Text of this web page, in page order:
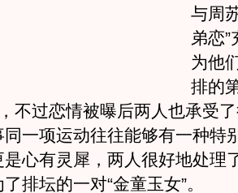
与周
弟恋”
为他
排的
不过恋情被曝后两人也承受
一项运动往往能够有一种特
心有灵犀，两人很好地处理
排坛的一对“金童玉女”。